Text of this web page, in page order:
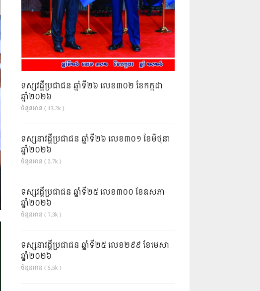
ទស្សវដ្តីប្រជាជន ឆ្នាំទី២៦ លេខ៣០២ ខែកក្កដា
ឆ្នាំ២០២៦
ចំនួនអាន ( 13.2k )
ទស្សនាវដ្ដីប្រជាជន ឆ្នាំទី២៦ លេខ៣០១ ខែមិថុនា
ឆ្នាំ២០២៦
ចំនួនអាន ( 2.7k )
ទស្សវដ្តីប្រជាជន ឆ្នាំទី២៥ លេខ៣០០ ខែឧសភា
ឆ្នាំ២០២៦
ចំនួនអាន ( 7.3k )
ទស្សនាវដ្ដីប្រជាជន ឆ្នាំទី២៥ លេខ២៩៩ ខែមេសា
ឆ្នាំ២០២៦
ចំនួនអាន ( 5.5k )